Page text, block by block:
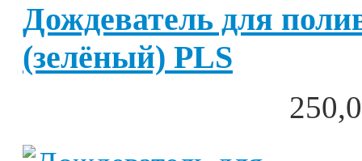
Дождеватель для
(зелёный) PLS